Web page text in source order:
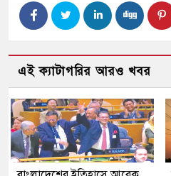
এই ক্যাটাগরির আরও খবর